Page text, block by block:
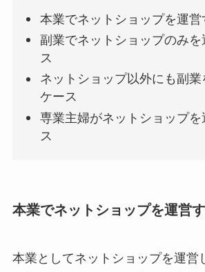
本業でネットショップを運営
副業でネットショップのみ
ス
ネットショップ以外にも副業
ケース
専業主婦がネットショップ
ス
本業でネットショップを運営
本業としてネットショップを運営